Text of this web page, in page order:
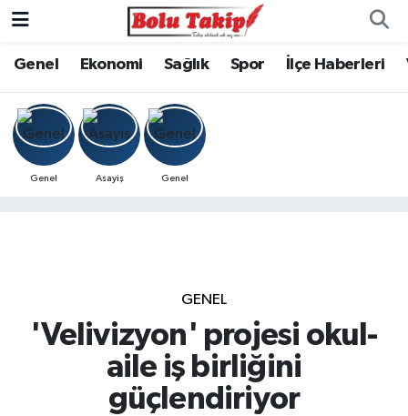
Genel Ekonomi Sağlık Spor İlçe Haberleri
Genel Asayiş Genel
GENEL
'Velivizyon' projesi okul-
aile iş birliğini
güçlendiriyor